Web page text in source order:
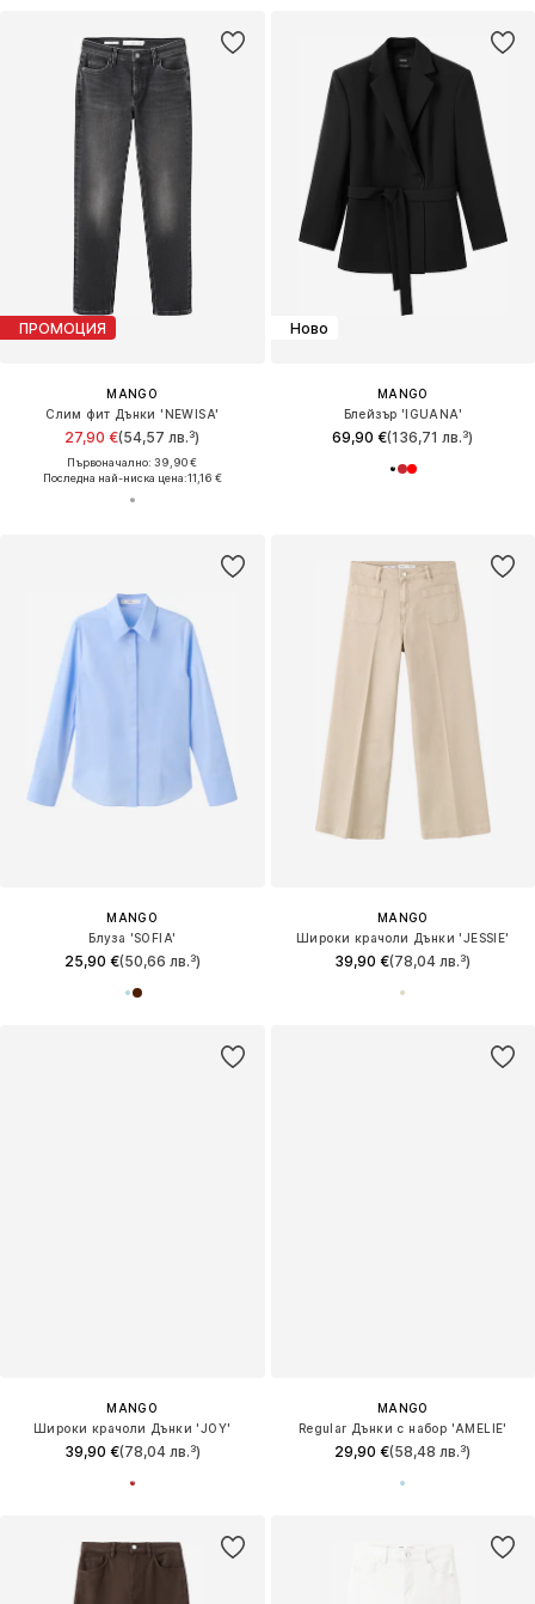
ПРОМОЦИЯ
MANGO
Слим фит Дънки 'NEWISA'
27,90 €(54,57 лв.³)
Първоначално: 39,90 €
Последна най-ниска цена:11,16 €
Ново
MANGO
Блейзър 'IGUANA'
69,90 €(136,71 лв.³)
MANGO
Блуза 'SOFIA'
25,90 €(50,66 лв.³)
MANGO
Широки крачоли Дънки 'JESSIE'
39,90 €(78,04 лв.³)
MANGO
Широки крачоли Дънки 'JOY'
39,90 €(78,04 лв.³)
MANGO
Regular Дънки с набор 'AMELIE'
29,90 €(58,48 лв.³)